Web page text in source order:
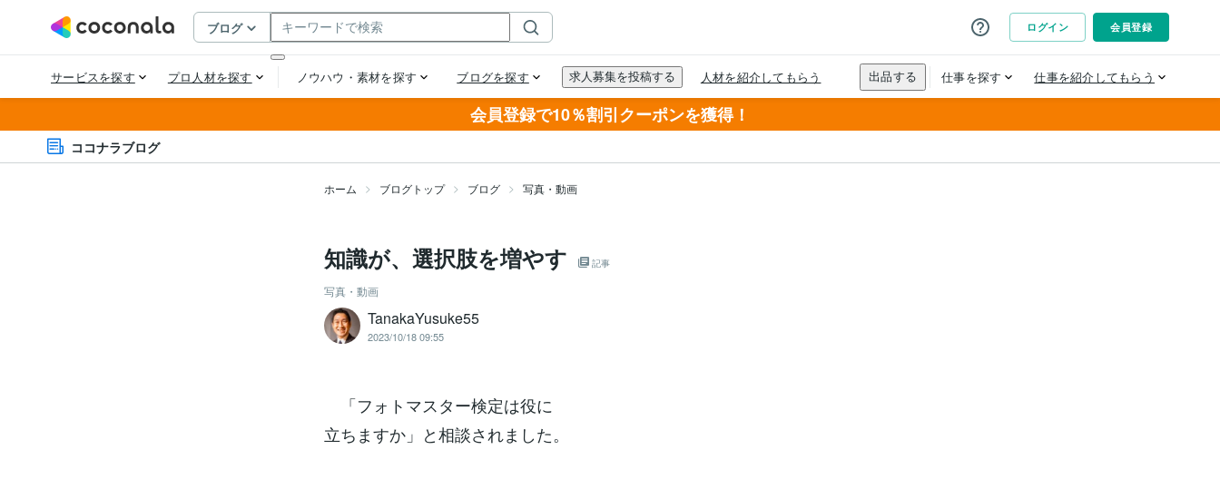
会員登録で10％割引クーポンを獲得！
ココナラブログ
ホーム ブログトップ ブログ 写真・動画
知識が、選択肢を増やす 記事
写真・動画
TanakaYusuke55
2023/10/18 09:55
「フォトマスター検定は役に
立ちますか」と相談されました。